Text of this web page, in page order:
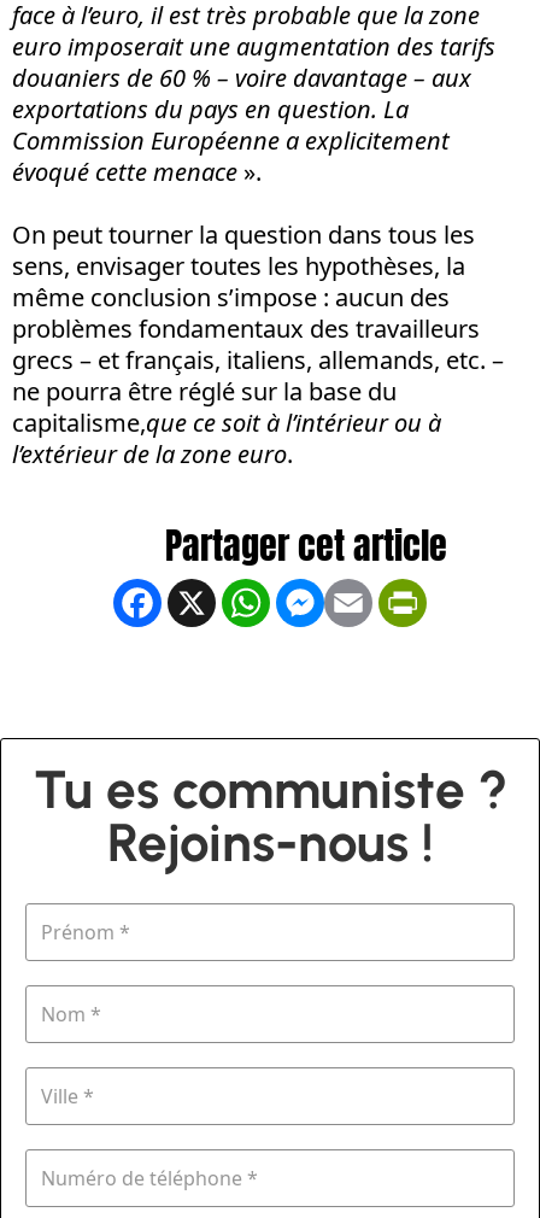
face à l’euro, il est très probable que la zone
euro imposerait une augmentation des tarifs
douaniers de 60 % – voire davantage – aux
exportations du pays en question. La
Commission Européenne a explicitement
évoqué cette menace ».
On peut tourner la question dans tous les
sens, envisager toutes les hypothèses, la
même conclusion s’impose : aucun des
problèmes fondamentaux des travailleurs
grecs – et français, italiens, allemands, etc. –
ne pourra être réglé sur la base du
capitalisme,que ce soit à l’intérieur ou à
l’extérieur de la zone euro.
Facebook
X WhatsApp
Messenger
Email
Tu es communiste ?
Rejoins-nous !